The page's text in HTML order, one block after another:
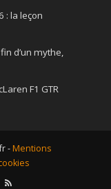
: la leçon
d’un mythe,
F1 GTR
-Mentions